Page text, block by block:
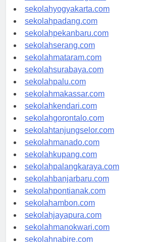
sekolahsemarang.com
sekolahyogyakarta.com
sekolahpadang.com
sekolahpekanbaru.com
sekolahserang.com
sekolahmataram.com
sekolahsurabaya.com
sekolahpalu.com
sekolahmakassar.com
sekolahkendari.com
sekolahgorontalo.com
sekolahtanjungselor.com
sekolahmanado.com
sekolahkupang.com
sekolahpalangkaraya.com
sekolahbanjarbaru.com
sekolahpontianak.com
sekolahambon.com
sekolahjayapura.com
sekolahmanokwari.com